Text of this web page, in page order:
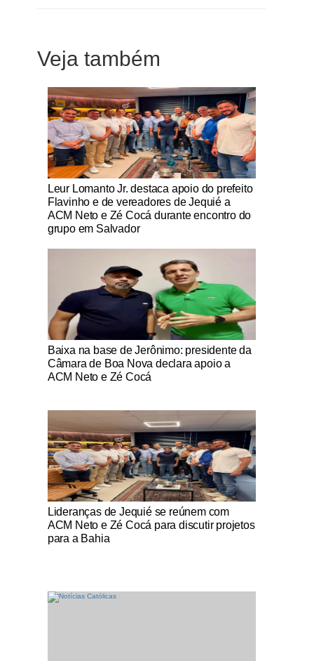
Veja também
Notícias Católicas
Leur Lomanto Jr. destaca apoio do prefeito
Flavinho e de vereadores de Jequié a
ACM Neto e Zé Cocá durante encontro do
grupo em Salvador
Notícias Católicas
Baixa na base de Jerônimo: presidente da
Câmara de Boa Nova declara apoio a
ACM Neto e Zé Cocá
Notícias Católicas
Lideranças de Jequié se reúnem com
ACM Neto e Zé Cocá para discutir projetos
para a Bahia